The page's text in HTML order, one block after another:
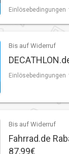
Einlösebedingungen
Bis auf Widerruf
Einlösebedingungen
Bis auf Widerruf
Fahrrad.de
87,99€